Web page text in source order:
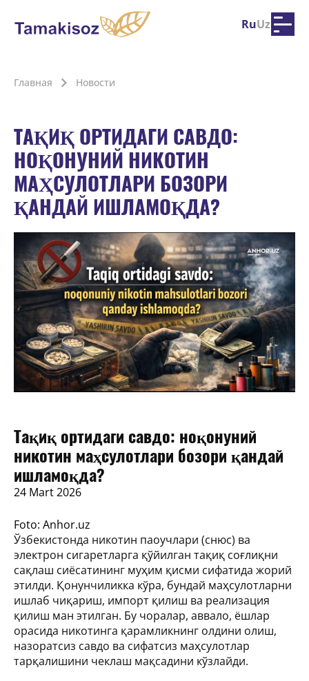
RuUz
Главная Новости
ТАҚИҚ ОРТИДАГИ САВДО:
НОҚОНУНИЙ НИКОТИН
МАҲСУЛОТЛАРИ БОЗОРИ
ҚАНДАЙ ИШЛАМОҚДА?
Тақиқ ортидаги савдо: ноқонуний
никотин маҳсулотлари бозори қандай
ишламоқда?
24 Mart 2026
Foto: Anhor.uz
Ўзбекистонда никотин паоучлари (снюс) ва
электрон сигаретларга қўйилган тақиқ соғлиқни
сақлаш сиёсатининг муҳим қисми сифатида жорий
этилди. Қонунчиликка кўра, бундай маҳсулотларни
ишлаб чиқариш, импорт қилиш ва реализация
қилиш ман этилган. Бу чоралар, аввало, ёшлар
орасида никотинга қарамликнинг олдини олиш,
назоратсиз савдо ва сифатсиз маҳсулотлар
тарқалишини чеклаш мақсадини кўзлайди.